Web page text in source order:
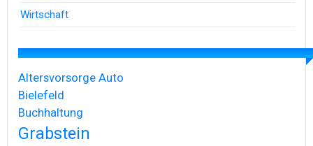
Wirtschaft
Altersvorsorge Auto
Bielefeld
Buchhaltung
Grabstein